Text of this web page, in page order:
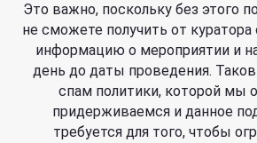
Это важно, поскольку без этого
не сможете получить от
информацию о мероприятии и
день до даты проведения.
спам политики, которой мы
придерживаемся и данное
требуется для того, чтобы